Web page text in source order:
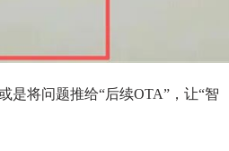
是将问题推给“后续OTA”，让“智